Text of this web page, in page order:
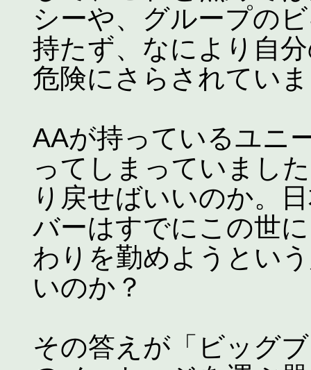
シーや、グループの
持たず、なにより自
危険にさらされてい
AAが持っているユニ
ってしまっていまし
り戻せばいいのか。
バーはすでにこの世
わりを勤めようとい
いのか？
その答えが「ビッグ